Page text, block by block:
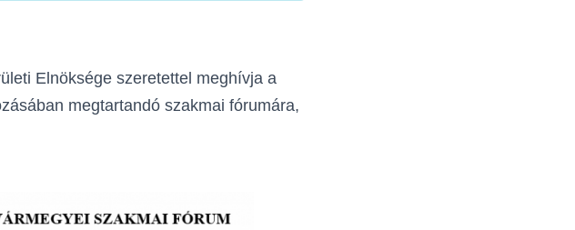
Elnöksége szeretettel meghívja a
megtartandó szakmai fórumára,